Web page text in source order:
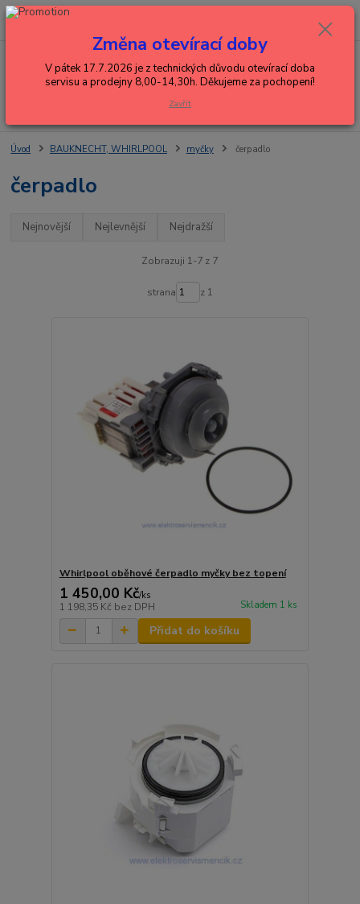
Menu
+420 602 288 130
0,00 Kč
Úvod BAUKNECHT, WHIRLPOOL myčky čerpadlo
čerpadlo
Nejnovější Nejlevnější Nejdražší
Zobrazuji 1-7 z 7
strana z 1
Whirlpool oběhové čerpadlo myčky bez topení
1 450,00 Kč/ks
1 198,35 Kč bez DPH Skladem 1 ks
Přidat do košíku
Změna otevírací doby
V pátek 17.7.2026 je z technických důvodu otevírací doba
servisu a prodejny 8,00-14,30h. Děkujeme za pochopení!
Zavřít